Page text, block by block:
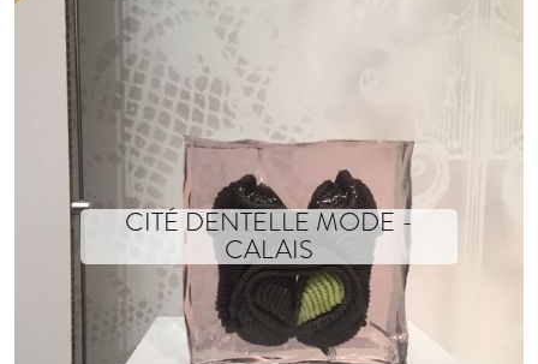
CITÉ DENTELLE MODE -
CALAIS
ACHILLE’S ECHO
La silhouette présentée dans le cadre de la rétrospective Vitrine